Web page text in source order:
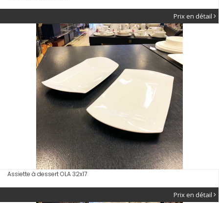
Prix en détail
Assiette à dessert OLA 32x17
Prix en détail